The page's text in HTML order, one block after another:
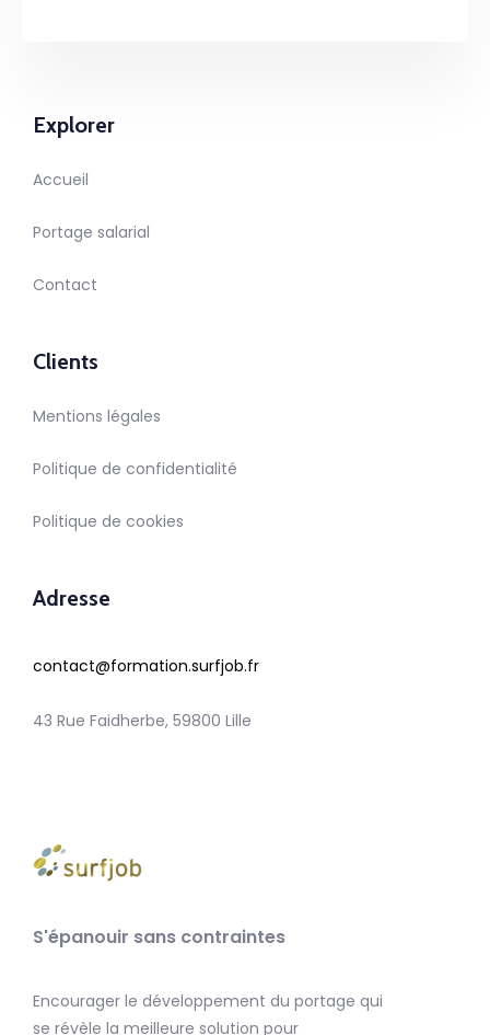
Explorer
Accueil
Portage salarial
Contact
Clients
Mentions légales
Politique de confidentialité
Politique de cookies
Adresse
contact@formation.surfjob.fr
43 Rue Faidherbe, 59800 Lille
S'épanouir sans contraintes
Encourager le développement du portage qui
se révèle la meilleure solution pour